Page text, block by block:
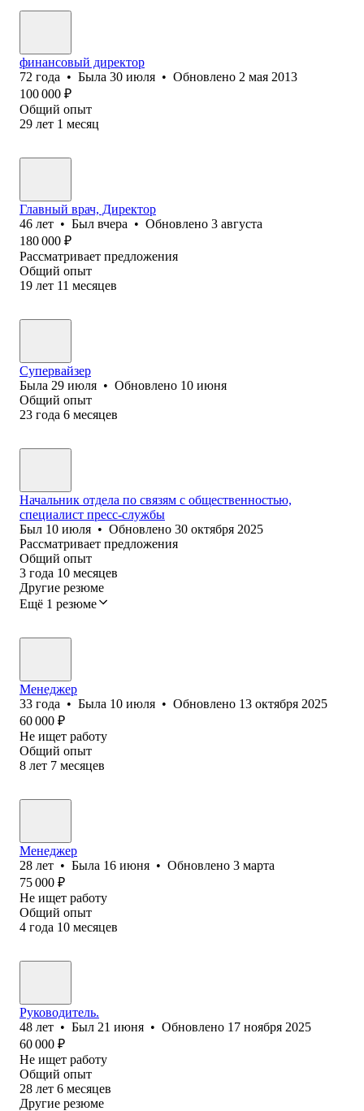
финансовый директор
72 года • Была 30 июля • Обновлено 2 мая 2013
100 000 ₽
Общий опыт
29 лет 1 месяц
Главный врач, Директор
46 лет • Был вчера • Обновлено 3 августа
180 000 ₽
Рассматривает предложения
Общий опыт
19 лет 11 месяцев
Супервайзер
Была 29 июля • Обновлено 10 июня
Общий опыт
23 года 6 месяцев
Начальник отдела по связям с общественностью,
специалист пресс-службы
Был 10 июля • Обновлено 30 октября 2025
Рассматривает предложения
Общий опыт
3 года 10 месяцев
Другие резюме
Ещё 1 резюме
Менеджер
33 года • Была 10 июля • Обновлено 13 октября 2025
60 000 ₽
Не ищет работу
Общий опыт
8 лет 7 месяцев
Менеджер
28 лет • Была 16 июня • Обновлено 3 марта
75 000 ₽
Не ищет работу
Общий опыт
4 года 10 месяцев
Руководитель.
48 лет • Был 21 июня • Обновлено 17 ноября 2025
60 000 ₽
Не ищет работу
Общий опыт
28 лет 6 месяцев
Другие резюме